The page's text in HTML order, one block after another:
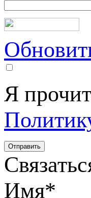
Я
Имя*